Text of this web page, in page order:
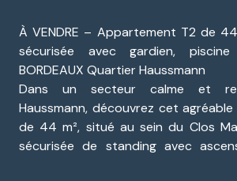
À VENDRE – Appartement T2 de
sécurisée avec gardien,
BORDEAUX Quartier Haussmann
Dans un secteur calme et
Haussmann, découvrez cet
de 44 m², situé au sein du Clos
sécurisée de standing avec